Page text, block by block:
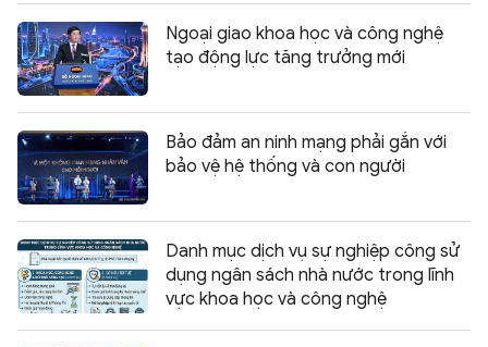
Ngoại giao khoa học và công nghệ
tạo động lực tăng trưởng mới
Bảo đảm an ninh mạng phải gắn với
bảo vệ hệ thống và con người
Danh mục dịch vụ sự nghiệp công sử
dụng ngân sách nhà nước trong lĩnh
vực khoa học và công nghệ